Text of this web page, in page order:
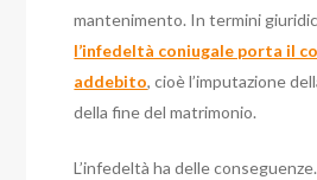
mantenimento. In termini
l’infedeltà coniugale porta il
addebito, cioè l’imputazione
della fine del matrimonio.
L’infedeltà ha delle